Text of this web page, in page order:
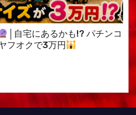
│自宅にあるかも!? パチンコ
フオクで3万円